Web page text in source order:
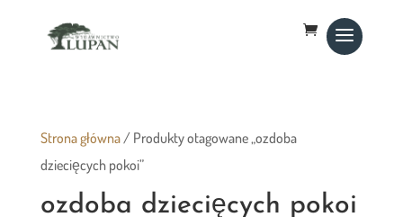
Strona główna/ Produkty otagowane „ozdoba
dziecięcych pokoi”
ozdoba dziecięcych pokoi